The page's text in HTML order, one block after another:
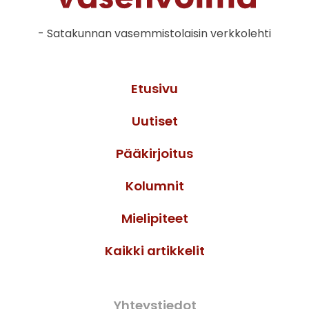
- Satakunnan vasemmistolaisin verkkolehti
Etusivu
Uutiset
Pääkirjoitus
Kolumnit
Mielipiteet
Kaikki artikkelit
Yhteystiedot